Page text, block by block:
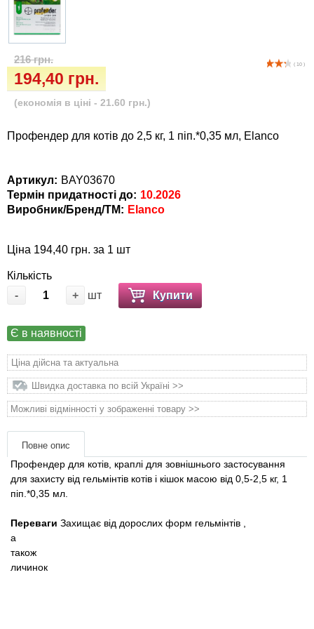
( 10 )
216 грн.
194,40 грн.
(економія в ціні - 21.60 грн.)
Профендер для котів до 2,5 кг, 1 піп.*0,35 мл, Elanco
Артикул: BAY03670
Термін придатності до: 10.2026
Виробник/Бренд/ТМ: Elanco
Ціна 194,40 грн. за 1 шт
Кількість
-
+ шт Купити
Є в наявності
Ціна дійсна та актуальна
Швидка доставка по всій Україні >>
Можливі відмінності у зображенні товару >>
Повне опис
Профендер для котів, краплі для зовнішнього застосування
для захисту від гельмінтів котів і кішок масою від 0,5-2,5 кг, 1
піп.*0,35 мл.
Переваги Захищає від дорослих форм гельмінтів
а
також
личинок
Ласощі та корма
Vet Diet Canine Wet - ветеринарные диеты
для собак
Лежаки, будиночки, охолоджуючи
килимки
Переноски, сумки, клітки
матеріали
Подарункові сертифікати
Товари для гризунів
Товари для коней
Хозряд - господарчі товари оптом
Популярні зоотоварі
Архів / Знято з виробництва